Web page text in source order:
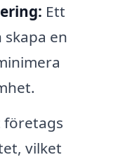
Ett
en
företags
vilket